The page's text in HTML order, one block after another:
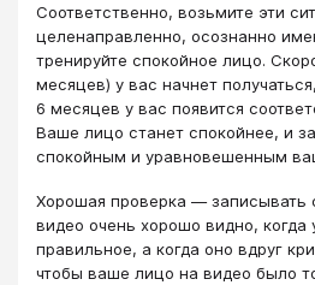
Соответственно, возьмите эти
целенаправленно, осознанно
тренируйте спокойное лицо.
месяцев) у вас начнет
6 месяцев у вас появится
Ваше лицо станет спокойнее, и
спокойным и уравновешенным
Хорошая проверка — записывать
видео очень хорошо видно, когда
правильное, а когда оно вдруг
чтобы ваше лицо на видео было